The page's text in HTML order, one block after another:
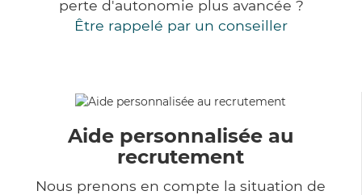
perte d'autonomie plus avancée ?
Être rappelé par un conseiller
Aide personnalisée au
recrutement
Nous prenons en compte la situation de